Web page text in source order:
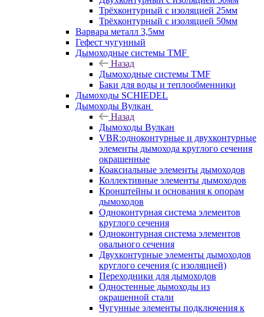
Трёхконтурный с изоляцией 25мм
Трёхконтурный с изоляцией 50мм
Варвара металл 3,5мм
Гефест чугунный
Дымоходные системы TMF
Назад
Дымоходные системы TMF
Баки для воды и теплообменники
Дымоходы SCHIEDEL
Дымоходы Вулкан
Назад
Дымоходы Вулкан
VBR:одноконтурные и двухконтурные
элементы дымохода круглого сечения
окрашенные
Коаксиальные элементы дымоходов
Коллективные элементы дымоходов
Кронштейны и основания к опорам
дымоходов
Одноконтурная система элементов
круглого сечения
Одноконтурная система элементов
овального сечения
Двухконтурные элементы дымоходов
круглого сечения (с изоляцией)
Переходники для дымоходов
Одностенные дымоходы из
окрашенной стали
Чугунные элементы подключения к